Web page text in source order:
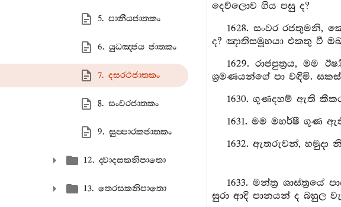
5. පානීයජාතකං
6. යුධඤ‍්ජය ජාතකං
7. දසරථජාතකං
8. සංවරජාතකං
9. සුප‍්පාරකජාතකං
12. ද‍්වාදසකනිපාතො
13. තෙරසකනිපාතො
දෙව්ලොව ගිය පසු ද?
1628. සංවර
ද? ඤාතිසමූහයා එකතු වී
1629. රාජපුත්‍රය,
ශ්‍රමණයන්ගේ පා වඳිමි.
1630. ගුණදහම් ඇති
1631. මම මහර්ෂී ගුණ
1632. ඇතරුවන්, හමුදා
1633. මන්ත්‍ර
සුරා ආදි පානයන් ද බහුල